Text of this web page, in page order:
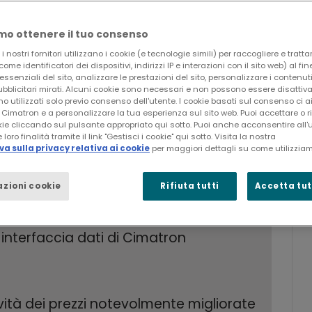
un sistema omogeneo per il
di elettrodi, la codifica NC,
interfaccia dati di Cimatron
dei prezzi notevolmente migliorate
ottenere il tuo consenso
i nostri fornitori utilizzano i cookie (e tecnologie simili) per raccogliere e
identificatori dei dispositivi, indirizzi IP e interazioni con il sito web) al
del sito, analizzare le prestazioni del sito, personalizzare i
mirati. Alcuni cookie sono necessari e non possono essere
utilizzati solo previo consenso dell'utente. I cookie basati sul consenso ci
e a personalizzare la tua esperienza sul sito web. Puoi accettare o
cliccando sul pulsante appropriato qui sotto. Puoi anche acconsentire
loro finalità tramite il link "Gestisci i cookie" qui sotto. Visita la nostra
sulla privacy relativa ai cookie per maggiori dettagli su come
cookie Rifiuta tutti Accetta